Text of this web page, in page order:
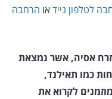
לטלפון ניידאו הרחבה
אסיה, אשר נמצאת
כמו תאילנד,
מוזמנים לקרוא את